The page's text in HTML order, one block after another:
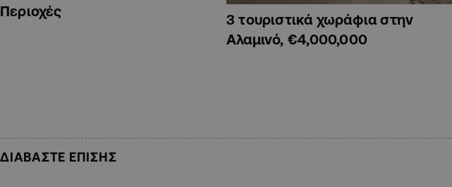
Περιοχές
3 τουριστικά χωράφια στην
Αλαμινό, €4,000,000
ΔΙΑΒΑΣΤΕ ΕΠΙΣΗΣ